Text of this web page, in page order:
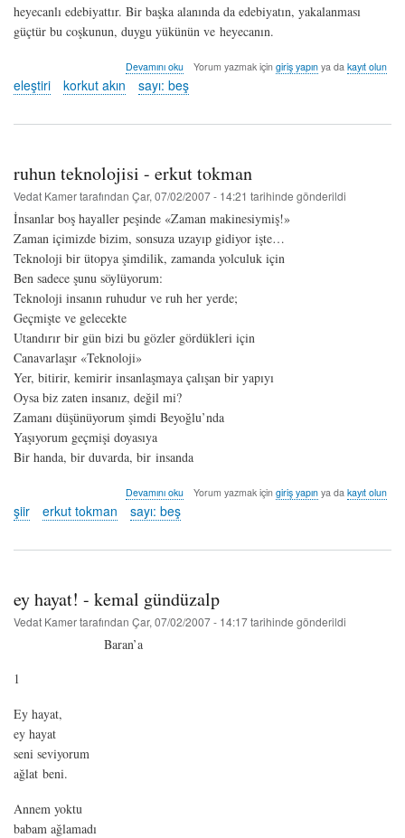
heyecanlı edebiyattır. Bir başka alanında da edebiyatın, yakalanması
güçtür bu coşkunun, duygu yükünün ve heyecanın.
ey
aşk!
nelere
-
hakkında
Devamını oku Yorum yazmak için giriş yapınya da kayıt olun
eleştiri korkut akın sayı: beş
ruhun teknolojisi - erkut tokman
Vedat Kamertarafından Çar, 07/02/2007 - 14:21 tarihinde gönderildi
İnsanlar boş hayaller peşinde «Zaman makinesiymiş!»
Zaman içimizde bizim, sonsuza uzayıp gidiyor işte…
Teknoloji bir ütopya şimdilik, zamanda yolculuk için
Ben sadece şunu söylüyorum:
Teknoloji insanın ruhudur ve ruh her yerde;
Geçmişte ve gelecekte
Utandırır bir gün bizi bu gözler gördükleri için
Canavarlaşır «Teknoloji»
Yer, bitirir, kemirir insanlaşmaya çalışan bir yapıyı
Oysa biz zaten insanız, değil mi?
Zamanı düşünüyorum şimdi Beyoğlu’nda
Yaşıyorum geçmişi doyasıya
Bir handa, bir duvarda, bir insanda
ruhun
teknolojisi
tokman
Devamını oku Yorum yazmak için giriş yapınya da kayıt olun
şiir erkut tokman sayı: beş
ey hayat! - kemal gündüzalp
Vedat Kamertarafından Çar, 07/02/2007 - 14:17tarihinde gönderildi
Baran’a
1
Ey hayat,
ey hayat
seni seviyorum
ağlat beni.
Annem yoktu
babam ağlamadı